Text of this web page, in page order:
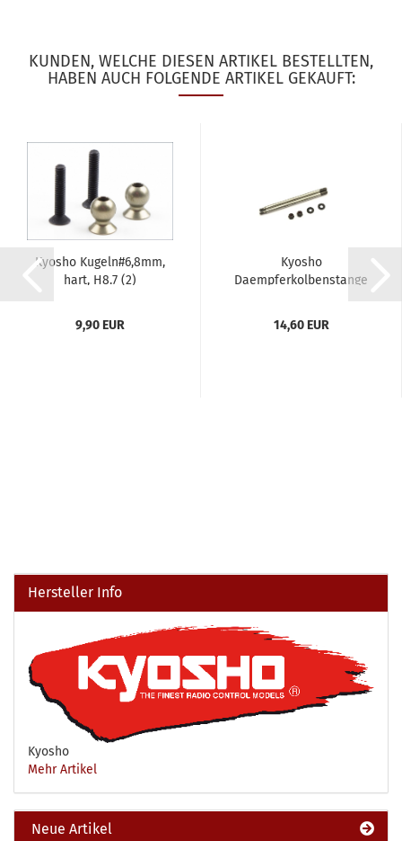
KUNDEN, WELCHE DIESEN ARTIKEL BESTELLTEN,
HABEN AUCH FOLGENDE ARTIKEL GEKAUFT:
Kyosho Kugeln#6,8mm,
hart, H8.7 (2)
9,90 EUR
Kyosho
Daempferkolbenstange
14,60 EUR
Hersteller Info
Kyosho
Mehr Artikel
Neue Artikel